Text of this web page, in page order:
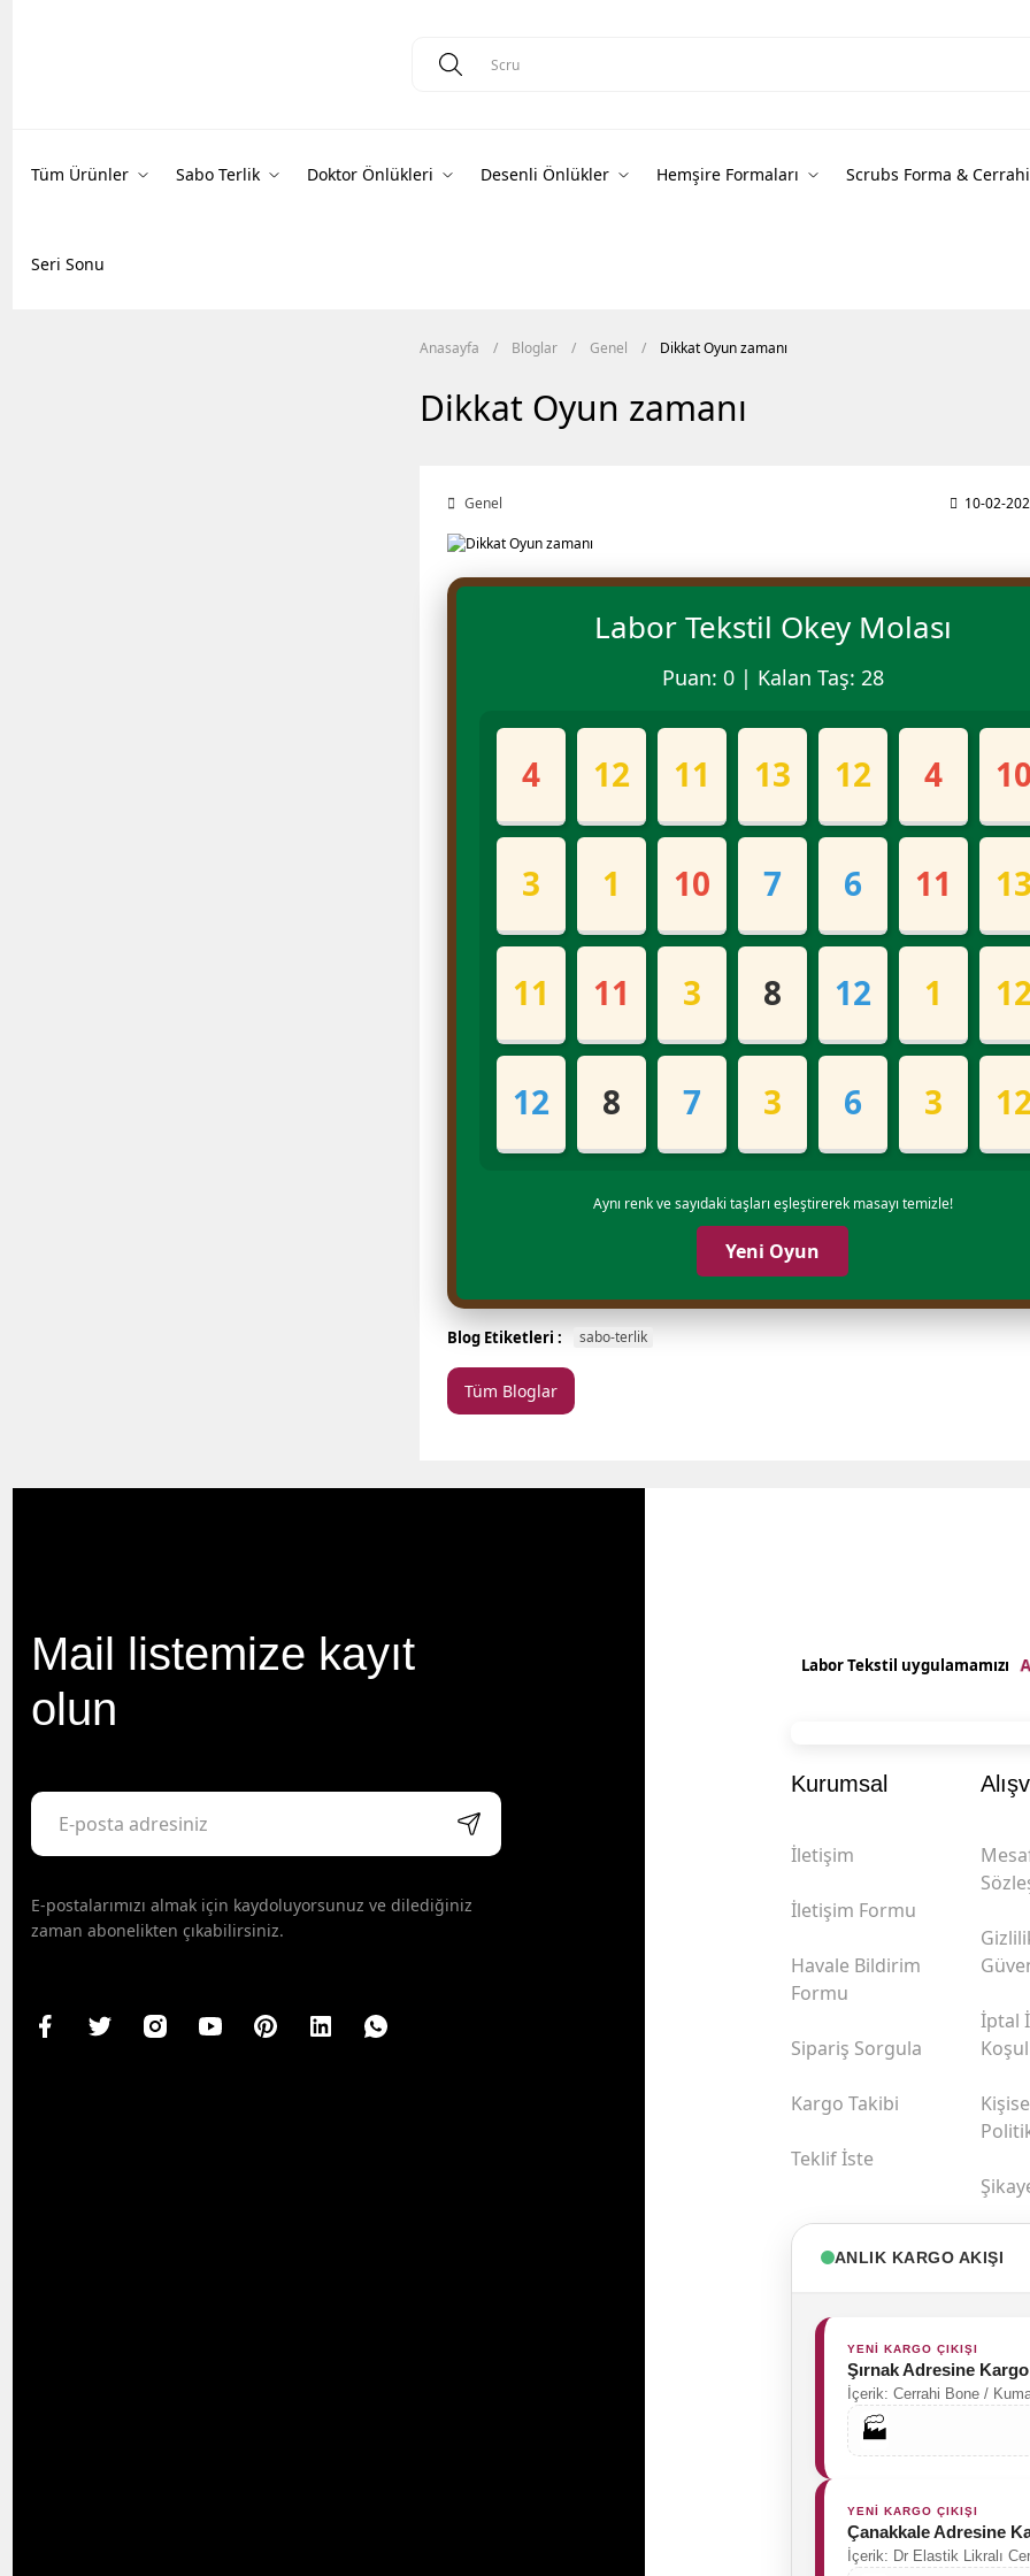
Tüm Ürünler Sabo Terlik Doktor Önlükleri Desenli Önlükler Hemşire Formaları Scrubs Forma & Cerrahi
Seri Sonu
Anasayfa Bloglar Genel Dikkat Oyun zamanı
Dikkat Oyun zamanı
Genel 10-02-
Labor Tekstil Okey Molası
Puan: 0| Kalan Taş: 28
4 12 11 13 12 4
3 1 10 7 6 11
11 11 3 8 12 1
12 8 7 3 6 3
Aynı renk ve sayıdaki taşları eşleştirerek masayı temizle!
Yeni Oyun
Blog Etiketleri : sabo-terlik
Tüm Bloglar
Mail listemize kayıt
olun
E-postalarımızı almak için kaydoluyorsunuz ve dilediğiniz
zaman abonelikten çıkabilirsiniz.
Labor Tekstil uygulamamızı
Kurumsal
İletişim
İletişim Formu
Havale Bildirim
Formu
Sipariş Sorgula
Kargo Takibi
Teklif İste
İptal
ANLIK KARGO AKIŞI
YENİ KARGO ÇIKIŞI
Şırnak Adresine Kargo
İçerik: Cerrahi Bone /
🏭
YENİ KARGO ÇIKIŞI
Çanakkale Adresine
İçerik: Dr Elastik Likralı